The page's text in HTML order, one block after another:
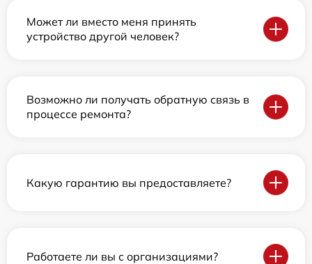
Может ли вместо меня принять
устройство другой человек?
Возможно ли получать обратную связь в
процессе ремонта?
Какую гарантию вы предоставляете?
Работаете ли вы с организациями?